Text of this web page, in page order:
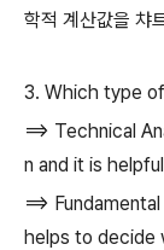
학적 계산값을 챠
3. Which type
==> Technical
n and it is
==>
helps to decide